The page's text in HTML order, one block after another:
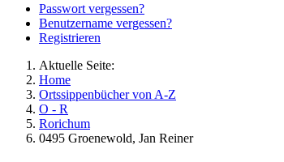
Passwort vergessen?
Benutzername vergessen?
Registrieren
Aktuelle Seite:
Home
Ortssippenbücher von A-Z
O - R
Rorichum
0495 Groenewold, Jan Reiner